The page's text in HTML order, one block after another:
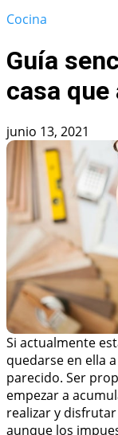
Cocina
Guía
casa que
junio 13, 2021
Si actualmente
quedarse en ella
parecido. Ser
empezar a
realizar y
aunque los